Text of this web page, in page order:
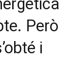
de tot
és